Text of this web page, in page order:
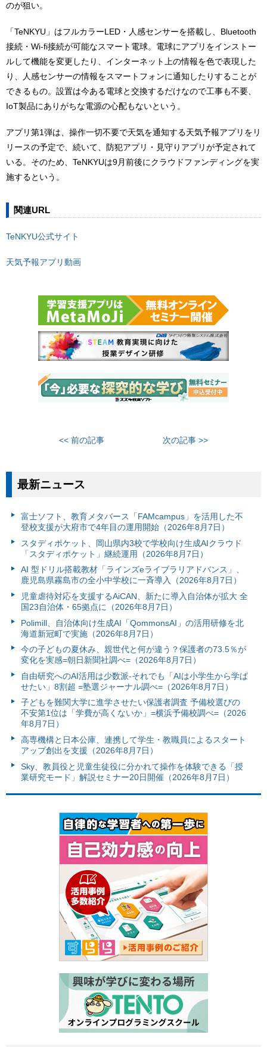
のが狙い。
「TeNKYU」はフルカラーLED・人感センサーを搭載し、Bluetooth
接続・Wi-fi接続が可能なスマート電球。電球にアプリをインストー
ルして機能を変更したり、インターネット上の情報を色で表現した
り、人感センサーの情報をスマートフォンに通知したりすることが
できるもの。設置は今ある電球と交換するだけなので工事も不要、
IoT製品にありがちな電源の心配もないという。
アプリ第1弾は、操作一切不要で天気を通知する天気予報アプリをリ
リースの予定で、続いて、防犯アプリ・見守りアプリが予定されて
いる。そのため、TeNKYUは9月前後にクラウドファンディングを実
施するという。
関連URL
TeNKYU公式サイト
天気予報アプリ動画
<< 前の記事 次の記事 >>
最新ニュース
富⼠ソフト、教育メタバース「FAMcampus」を活用した不
登校支援が大府市で4年目の運用開始（2026年8月7日）
スタディポケット、岡山県内3校で学校向け生成AIクラウド
「スタディポケット」継続運用（2026年8月7日）
AI 型ドリル搭載教材「ラインズeライブラリアドバンス」、
鹿児島県霧島市の全小中学校に一斉導入（2026年8月7日）
児童虐待対応を支援するAiCAN、新たに導入自治体が拡大 全
国23自治体・65拠点に（2026年8月7日）
Polimill、自治体向け生成AI「QommonsAI」の活用研修を北
海道新冠町で実施（2026年8月7日）
今の子どもの夏休み、親世代と何が違う？保護者の73.5％が
変化を実感=朝日新聞社調べ=（2026年8月7日）
自由研究へのAI活用は少数派-それでも「AIは小学生から学ば
せたい」8割超 =塾選ジャーナル調べ=（2026年8月7日）
子どもを難関大学に進学させたい保護者調査 予備校選びの
不安第1位は「学費が高くないか」=横浜予備校調べ=（2026
年8月7日）
高専機構と日本公庫、連携して学生・教職員によるスタート
アップ創出を支援（2026年8月7日）
Sky、教員役と児童生徒役に分かれて操作を体験できる「授
業研究モード」解説セミナー20日開催（2026年8月7日）